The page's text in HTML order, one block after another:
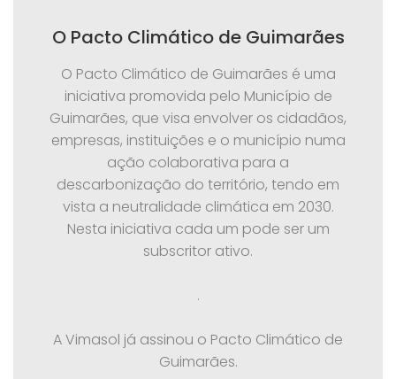
O Pacto Climático de Guimarães
O Pacto Climático de Guimarães é uma
iniciativa promovida pelo Município de
Guimarães, que visa envolver os cidadãos,
empresas, instituições e o município numa
ação colaborativa para a
descarbonização do território, tendo em
vista a neutralidade climática em 2030.
Nesta iniciativa cada um pode ser um
subscritor ativo.
.
A Vimasol já assinou o Pacto Climático de
Guimarães.